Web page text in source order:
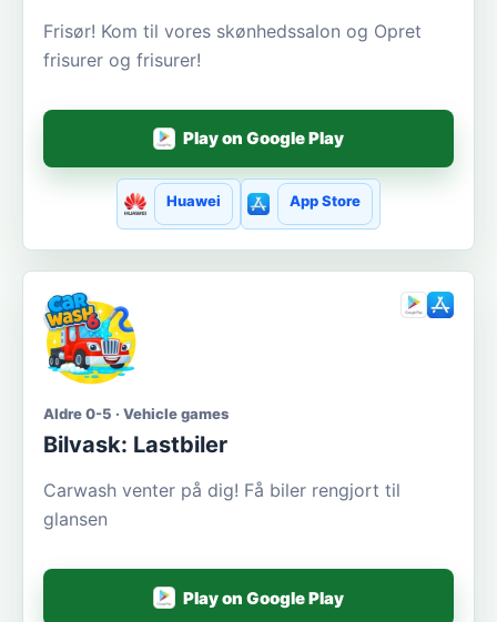
Frisør! Kom til vores skønhedssalon og Opret
frisurer og frisurer!
Play on Google Play
Huawei App Store
Aldre 0-5 · Vehicle games
Bilvask: Lastbiler
Carwash venter på dig! Få biler rengjort til
glansen
Play on Google Play